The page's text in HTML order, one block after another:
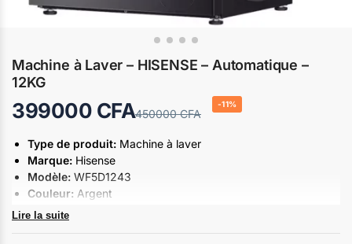
Machine à Laver – HISENSE – Automatique –
12KG
450000CFA
399000 CFA -11%
Type de produit: Machine à laver
Marque: Hisense
Modèle: WF5D1243
Couleur: Argent
Classe de protection:
Lire la suite